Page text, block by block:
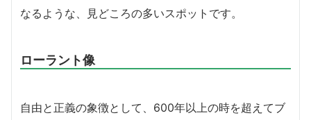
なるような、見どころの多いスポットです。
ローラント像
自由と正義の象徴として、600年以上の時を超えてブ